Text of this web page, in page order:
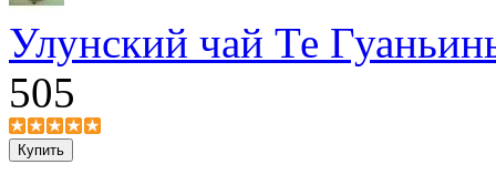
Улунский чай Те
505